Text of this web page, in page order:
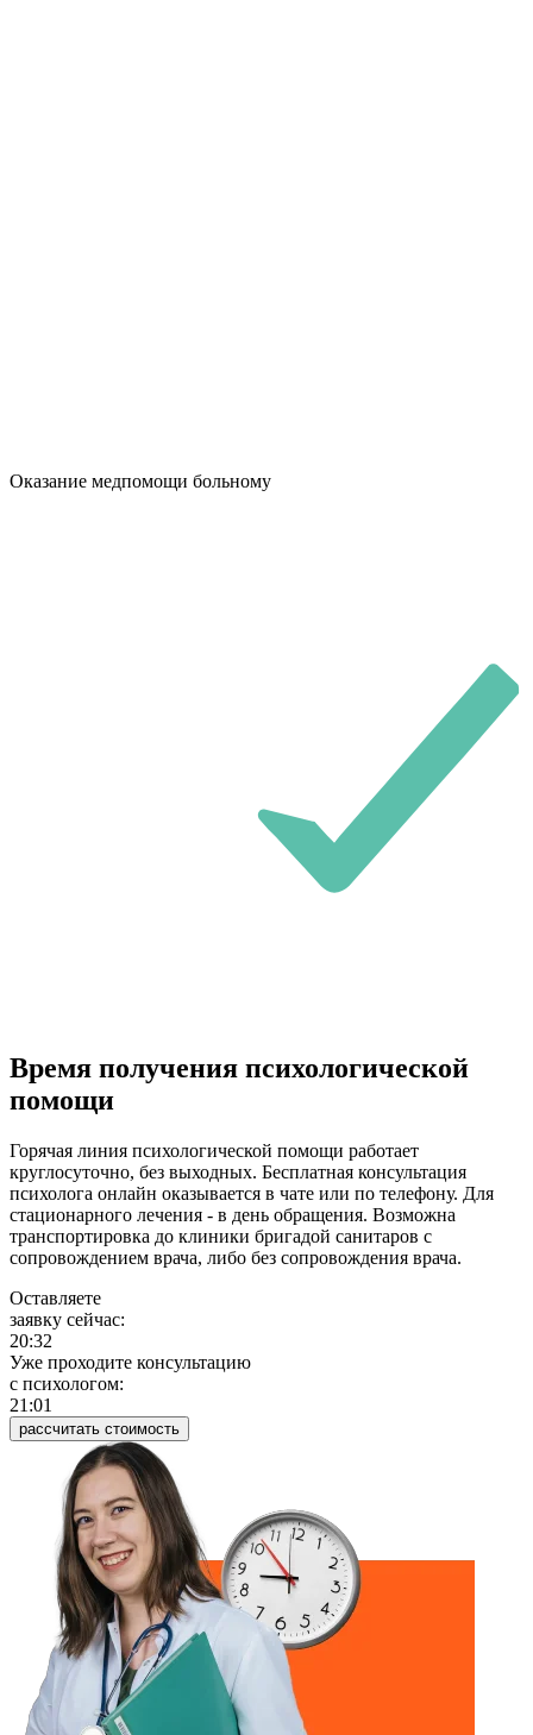
Оказание медпомощи больному
Время получения психологической
помощи
Горячая линия психологической помощи работает
круглосуточно, без выходных. Бесплатная консультация
психолога онлайн оказывается в чате или по телефону. Для
стационарного лечения - в день обращения. Возможна
транспортировка до клиники бригадой санитаров с
сопровождением врача, либо без сопровождения врача.
Оставляете
заявку сейчас:
20:32
Уже проходите консультацию
c психологом:
21:01
рассчитать стоимость